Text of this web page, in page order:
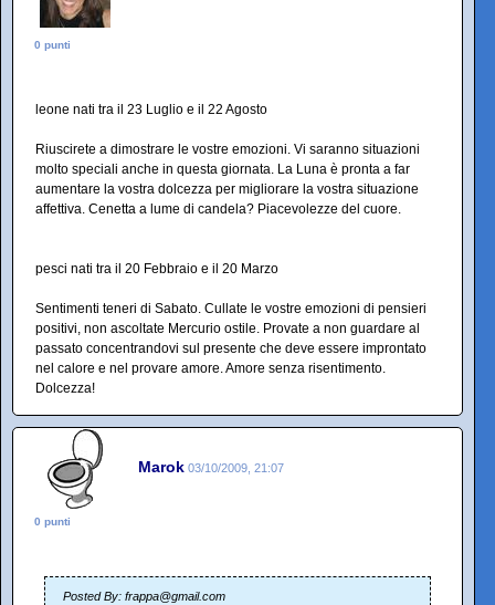
0 punti
leone nati tra il 23 Luglio e il 22 Agosto
Riuscirete a dimostrare le vostre emozioni. Vi saranno situazioni
molto speciali anche in questa giornata. La Luna è pronta a far
aumentare la vostra dolcezza per migliorare la vostra situazione
affettiva. Cenetta a lume di candela? Piacevolezze del cuore.
pesci nati tra il 20 Febbraio e il 20 Marzo
Sentimenti teneri di Sabato. Cullate le vostre emozioni di pensieri
positivi, non ascoltate Mercurio ostile. Provate a non guardare al
passato concentrandovi sul presente che deve essere improntato
nel calore e nel provare amore. Amore senza risentimento.
Dolcezza!
Marok 03/10/2009, 21:07
0 punti
Posted By: frappa@gmail.com